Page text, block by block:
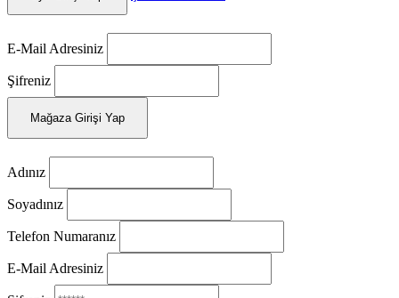
E-Mail Adresiniz
Şifreniz
Mağaza Girişi Yap
Adınız
Soyadınız
Telefon Numaranız
E-Mail Adresiniz